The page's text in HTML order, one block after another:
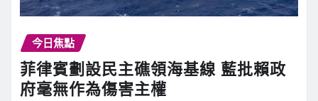
今日焦點
菲律賓劃設民主礁領海基線 藍批賴政
府毫無作為傷害主權